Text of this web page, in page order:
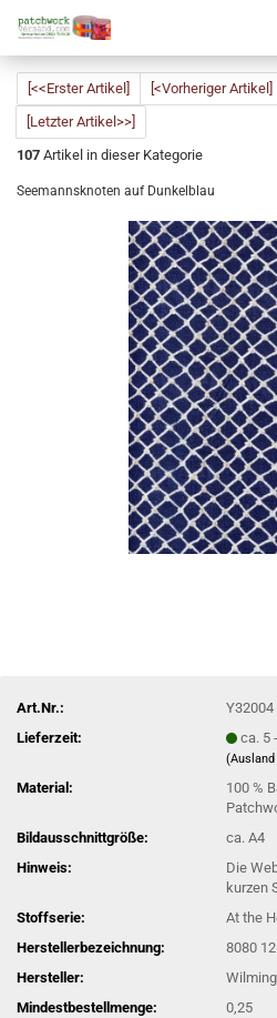
[<<Erster Artikel] [<Vorheriger Artikel]
[Letzter Artikel>>]
107 Artikel in dieser Kategorie
Seemannsknoten auf Dunkelblau
Art.Nr.:
Y32004
Lieferzeit:
ca. 5
Material:
100 %
Bildausschnittgröße:
ca. A4
Hinweis:
Die
kurzen
Stoffserie:
At the
Herstellerbezeichnung:
8080 12
Hersteller:
Mindestbestellmenge:
0,25